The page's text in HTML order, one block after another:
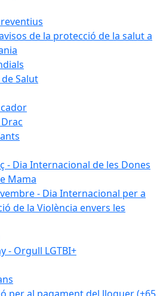
de la protecció de la salut a
Salut
- Dia Internacional de les Dones
Mama
- Dia Internacional per a
de la Violència envers les
- Orgull LGTBI+